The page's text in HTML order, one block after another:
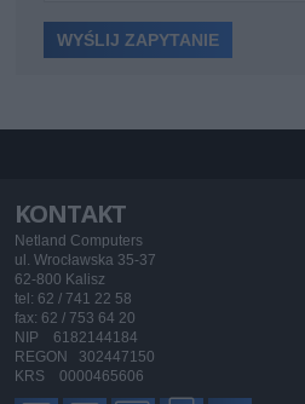
KONTAKT
Netland Computers
ul. Wrocławska 35-37
62-800 Kalisz
tel: 62 / 741 22 58
fax: 62 / 753 64 20
NIP 6182144184
REGON 302447150
KRS 0000465606